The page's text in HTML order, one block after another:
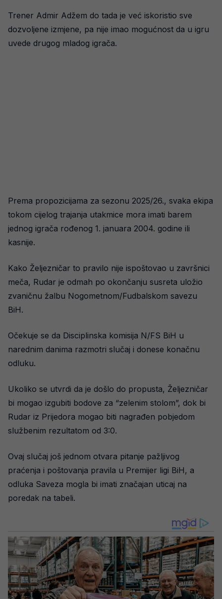
Trener Admir Adžem do tada je već iskoristio sve
dozvoljene izmjene, pa nije imao mogućnost da u igru
uvede drugog mladog igrača.
Prema propozicijama za sezonu 2025/26., svaka ekipa
tokom cijelog trajanja utakmice mora imati barem
jednog igrača rođenog 1. januara 2004. godine ili
kasnije.
Kako Željezničar to pravilo nije ispoštovao u završnici
meča, Rudar je odmah po okončanju susreta uložio
zvaničnu žalbu Nogometnom/Fudbalskom savezu
BiH.
Očekuje se da Disciplinska komisija N/FS BiH u
narednim danima razmotri slučaj i donese konačnu
odluku.
Ukoliko se utvrdi da je došlo do propusta, Željezničar
bi mogao izgubiti bodove za “zelenim stolom”, dok bi
Rudar iz Prijedora mogao biti nagrađen pobjedom
službenim rezultatom od 3:0.
Ovaj slučaj još jednom otvara pitanje pažljivog
praćenja i poštovanja pravila u Premijer ligi BiH, a
odluka Saveza mogla bi imati značajan uticaj na
poredak na tabeli.